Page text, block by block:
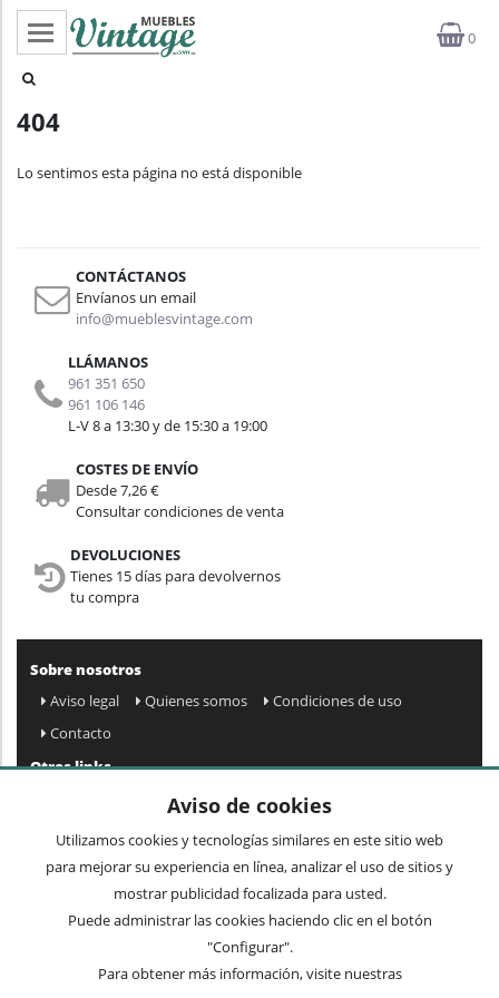
0
Top ventas
Outlet
Estilos
Profesionales
Contacto
404
Lo sentimos esta página no está disponible
CONTÁCTANOS
Envíanos un email
info@mueblesvintage.com
LLÁMANOS
961 351 650
961 106 146
L-V 8 a 13:30 y de 15:30 a 19:00
COSTES DE ENVÍO
Desde 7,26 €
Consultar condiciones de venta
DEVOLUCIONES
Tienes 15 días para devolvernos
tu compra
Sobre nosotros
Aviso legal
Quienes somos
Condiciones de uso
Contacto
Otros links
Preguntas frecuentes
Mi cuenta
Condiciones de envío y devolución
Newsletter
Acepto privacidad
Aviso de cookies
Utilizamos cookies y tecnologías similares en este sitio web
para mejorar su experiencia en línea, analizar el uso de sitios y
mostrar publicidad focalizada para usted.
Puede administrar las cookies haciendo clic en el botón
"Configurar".
Para obtener más información, visite nuestras